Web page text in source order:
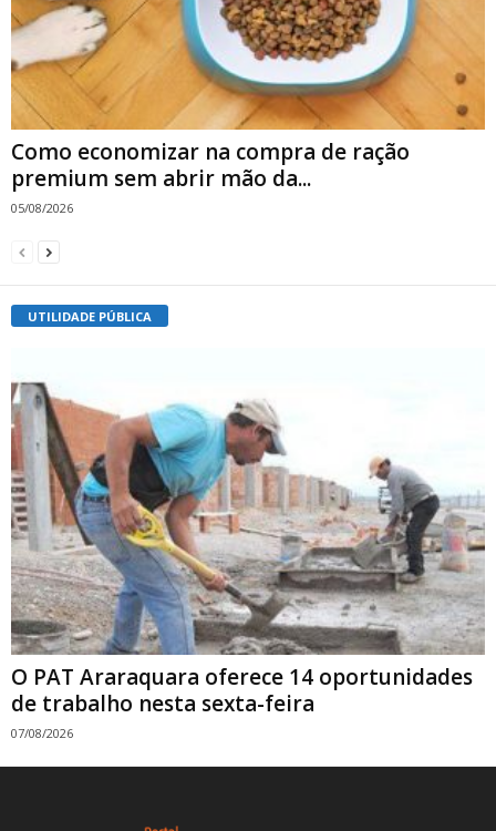
Como economizar na compra de ração
premium sem abrir mão da...
05/08/2026
UTILIDADE PÚBLICA
O PAT Araraquara oferece 14 oportunidades
de trabalho nesta sexta-feira
07/08/2026